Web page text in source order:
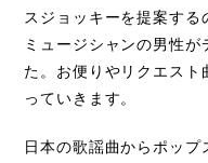
スジョッキーを提案する
ミュージシャンの男性が
た。お便りやリクエスト
っていきます。
日本の歌謡曲からポップ